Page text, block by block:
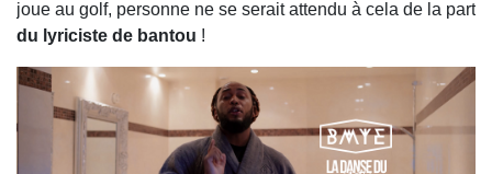
joue au golf, personne ne se serait attendu à cela de la part
du lyriciste de bantou !